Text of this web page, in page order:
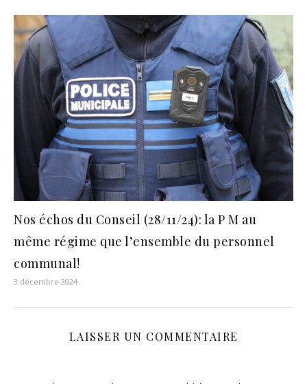
Nos échos du Conseil (28/11/24): la P M au
même régime que l’ensemble du personnel
communal!
3 décembre 2024
LAISSER UN COMMENTAIRE